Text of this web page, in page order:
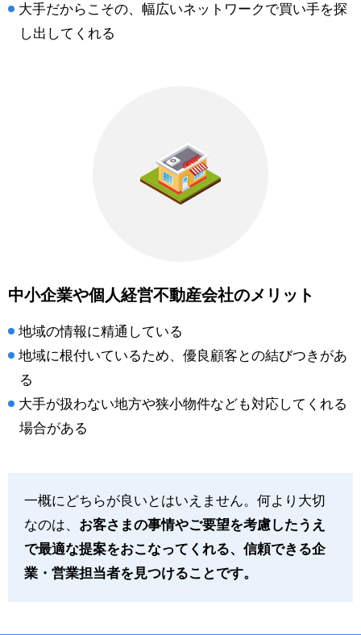
大手だからこその、幅広いネットワークで買い手を探
し出してくれる
中小企業や個人経営不動産会社のメリット
地域の情報に精通している
地域に根付いているため、優良顧客との結びつきがあ
る
大手が扱わない地方や狭小物件なども対応してくれる
場合がある
一概にどちらが良いとはいえません。何より大切
なのは、 お客さまの事情やご要望を考慮したうえ
で最適な提案をおこなってくれる、信頼できる企
業・営業担当者を見つけることです。